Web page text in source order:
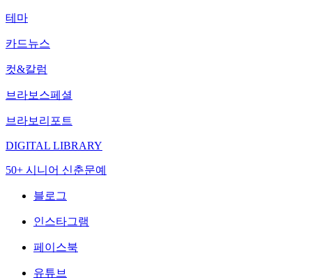
테마
카드뉴스
컷&칼럼
브라보스페셜
브라보리포트
DIGITAL LIBRARY
50+ 시니어 신춘문예
블로그
인스타그램
페이스북
유튜브